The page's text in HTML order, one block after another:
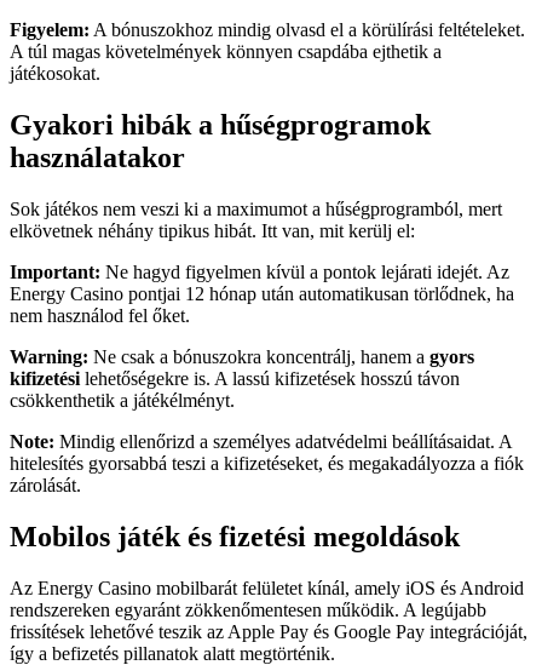
Figyelem: A bónuszokhoz mindig olvasd el a körülírási feltételeket.
A túl magas követelmények könnyen csapdába ejthetik a
játékosokat.
Gyakori hibák a hűségprogramok
használatakor
Sok játékos nem veszi ki a maximumot a hűségprogramból, mert
elkövetnek néhány tipikus hibát. Itt van, mit kerülj el:
Important: Ne hagyd figyelmen kívül a pontok lejárati idejét. Az
Energy Casino pontjai 12 hónap után automatikusan törlődnek, ha
nem használod fel őket.
Warning: Ne csak a bónuszokra koncentrálj, hanem a gyors
kifizetési lehetőségekre is. A lassú kifizetések hosszú távon
csökkenthetik a játékélményt.
Note: Mindig ellenőrizd a személyes adatvédelmi beállításaidat. A
hitelesítés gyorsabbá teszi a kifizetéseket, és megakadályozza a fiók
zárolását.
Mobilos játék és fizetési megoldások
Az Energy Casino mobilbarát felületet kínál, amely iOS és Android
rendszereken egyaránt zökkenőmentesen működik. A legújabb
frissítések lehetővé teszik az Apple Pay és Google Pay integrációját,
így a befizetés pillanatok alatt megtörténik.